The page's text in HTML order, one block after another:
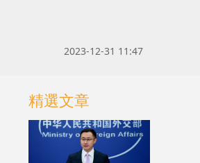
2023-12-31 11:47
精選文章